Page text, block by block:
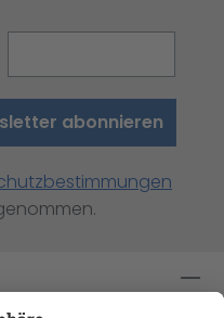
abonnieren